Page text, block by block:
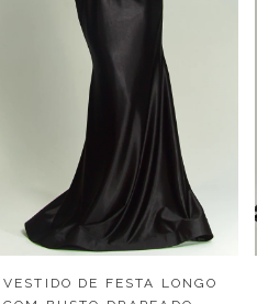
VESTIDO DE FESTA LONGO